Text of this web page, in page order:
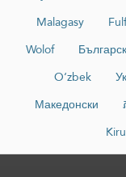
Malagasy
Wolof
O‘zbek
Македонски